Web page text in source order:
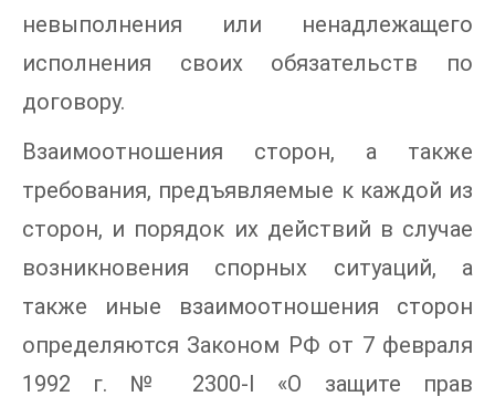
невыполнения или ненадлежащего
исполнения своих обязательств по
договору.
Взаимоотношения сторон, а также
требования, предъявляемые к каждой из
сторон, и порядок их действий в случае
возникновения спорных ситуаций, а
также иные взаимоотношения сторон
определяются Законом РФ от 7 февраля
1992 г. № 2300-I «О защите прав